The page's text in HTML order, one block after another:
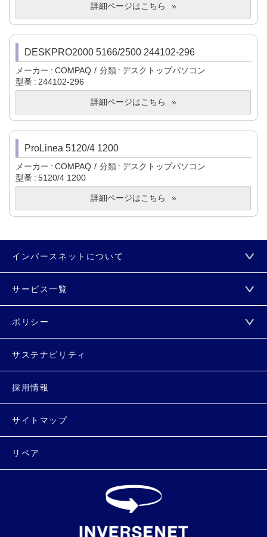
詳細ページはこちら
DESKPRO2000 5166/2500 244102-296
メーカー COMPAQ 分類
デスクトップパソコン
型番
244102-296
詳細ページはこちら
ProLinea 5120/4 1200
メーカー COMPAQ 分類
デスクトップパソコン
型番
5120/4 1200
詳細ページはこちら
インバースネットについて
サービス一覧
ポリシー
サステナビリティ
採用情報
サイトマップ
リペア